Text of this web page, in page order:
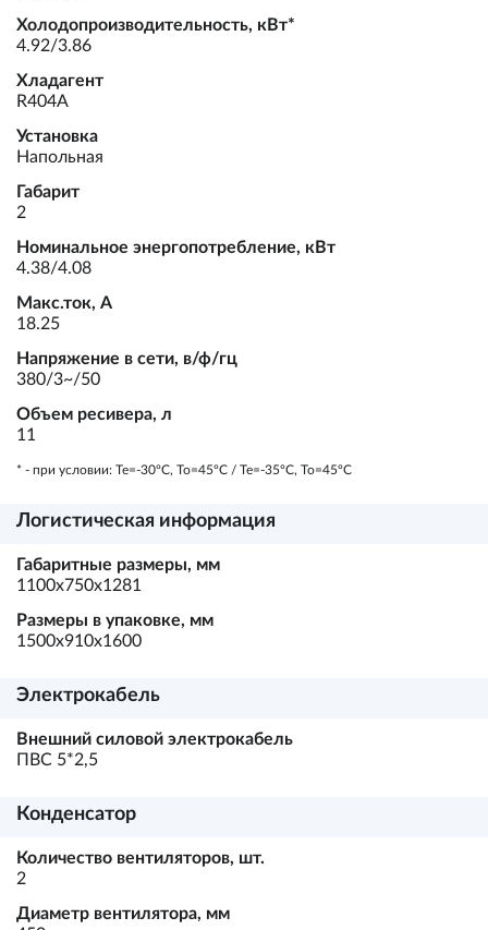
Холодопроизводительность, кВт*
4.92/3.86
Хладагент
R404A
Установка
Напольная
Габарит
2
Номинальное энергопотребление, кВт
4.38/4.08
Макс.ток, А
18.25
Напряжение в сети, в/ф/гц
380/3~/50
Объем ресивера, л
11
* - при условии: Te=-30ºC, To=45ºC / Te=-35ºC, To=45ºC
Логистическая информация
Габаритные размеры, мм
1100х750х1281
Размеры в упаковке, мм
1500х910х1600
Электрокабель
Внешний силовой электрокабель
ПВС 5*2,5
Конденсатор
Количество вентиляторов, шт.
2
Диаметр вентилятора, мм